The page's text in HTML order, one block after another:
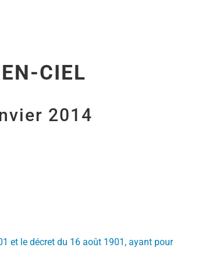
CIEL
2014
et le décret du 16 août 1901, ayant pour